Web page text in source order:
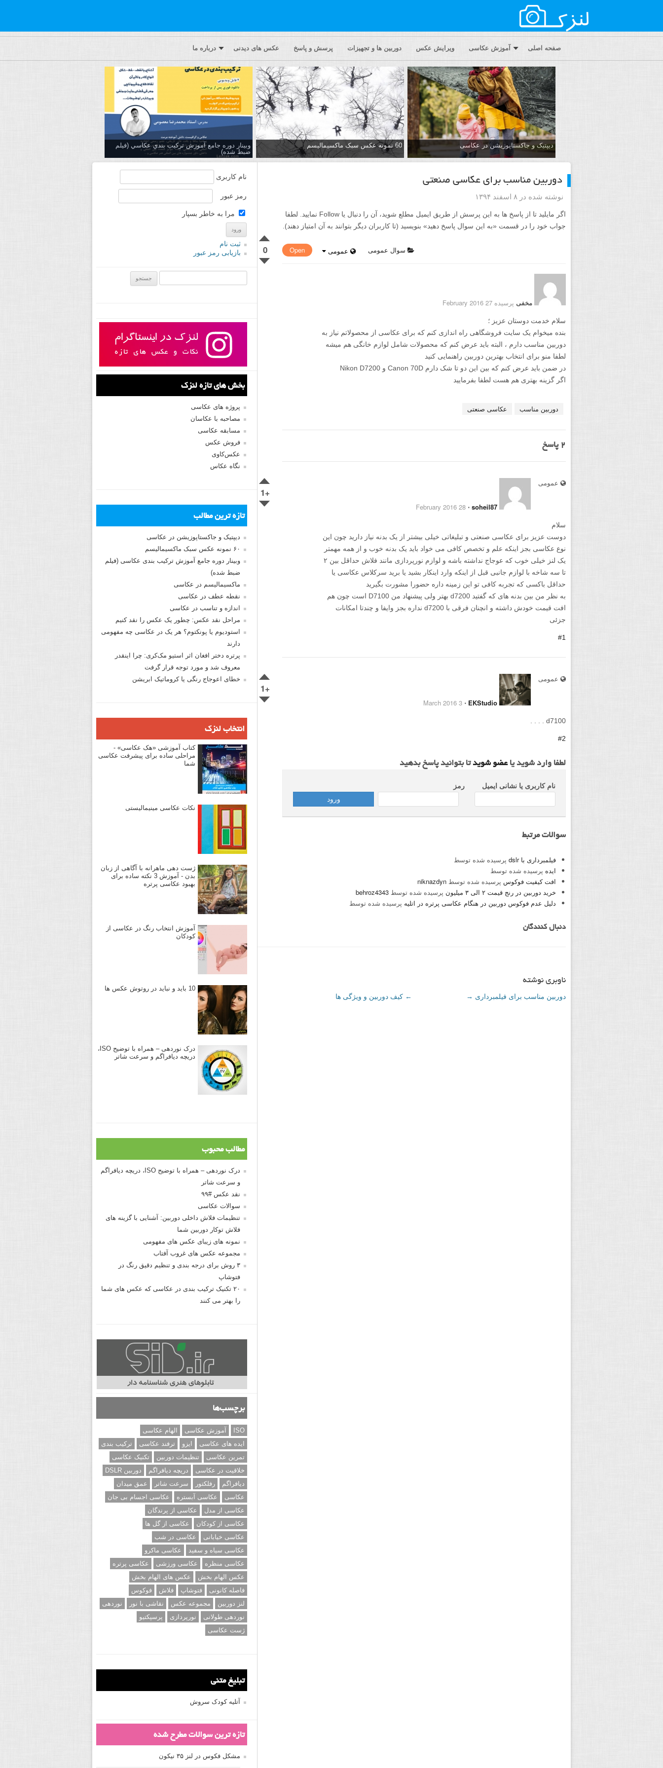
صفحه اصلی آموزش عکاسی ویرایش عکس دوربین ها و تجهیزات پرسش و پاسخ عکس های دیدنی درباره ما
دیپتیک و جاکستا‌پوزیشن در عکاسی 60 نمونه عکس سبک ماکسیمالیسم
وبینار دوره جامع آموزش تركيب بندي عكاسي (فیلم
ضبط شده)
دوربین مناسب برای عکاسی صنعتی
نوشته شده در ۸ اسفند ۱۳۹۴
اگر مایلید تا از پاسخ ها به این پرسش از طریق ایمیل مطلع شوید، آن را دنبال یا Follow نمایید. لطفا
جواب خود را در قسمت «به این سوال پاسخ دهید» بنویسید (تا کاربران دیگر بتوانند به آن امتیاز دهند).
0 Open عمومی سوال عمومی
مخفی پرسیده 27 February 2016
سلام خدمت دوستان عزیز ؛
بنده میخوام یک سایت فروشگاهی راه اندازی کنم که برای عکاسی از محصولاتم نیاز به
دوربین مناسب دارم ، البته باید عرض کنم که محصولات شامل لوازم خانگی هم میشه
لطفا منو برای انتخاب بهترین دوربین راهنمایی کنید
در ضمن باید عرض کنم که بین این دو تا شک دارم Canon 70D و Nikon D7200
اگر گزینه بهتری هم هست لطفا بفرمایید
دوربین مناسب عکاسی صنعتی
2 پاسخ
+1
عمومی
soheil87
⋅
28 February 2016
سلام
دوست عزیز برای عکاسی صنعتی و تبلیغاتی خیلی بیشتر از یک بدنه نیاز دارید چون این
نوع عکاسی بجز اینکه علم و تخصص کافی می خواد باید یک بدنه خوب و از همه مهمتر
یک لنز خیلی خوب که عوجاج نداشته باشه و لوازم نورپردازی مانند فلاش حداقل بین ۲
تا سه شاخه با لوازم جانبی قبل از اینکه وارد اینکار بشید یا برید سرکلاس عکاسی یا
حداقل باکسی که تجربه کافی تو این زمینه داره حضورا مشورت بگیرید
به نظر من بین بدنه های که گفتید d7200 بهتر ولی پیشنهاد من D7100 است چون هم
افت قیمت خودش داشته و انچنان فرقی با d7200 نداره بجز وایفا و چندتا امکانات
جزئی
#1
+1
عمومی
EKStudio
⋅
3 March 2016
d7100 . . . .
#2
لطفا وارد شوید یاعضو شویدتا بتوانید پاسخ بدهید
نام کاربری یا نشانی ایمیل رمز
سوالات مرتبط
فیلمبرداری با dslr
پرسیده شده توسط
ایده پرسیده شده توسط
افت کیفیت فوکوس پرسیده شده توسط niknazdyn
خرید دوربین در رنج قیمت ۲ الی ۳ میلیون
پرسیده شده توسط behroz4343
دلیل عدم فوکوس دوربین در هنگام عکاسی پرتره در اتلیه پرسیده شده توسط
دنبال کنندگان
ناوبری نوشته
← کیف دوربین و ویژگی ها دوربین مناسب برای فیلمبرداری →
نام کاربری
رمز عبور
مرا به خاطر بسپار
ثبت نام
بازیابی رمز عبور
بخش های تازه لنزک
پروژه های عکاسی
مصاحبه با عکاسان
مسابقه عکاسی
فروش عکس
عکس‌کاوی
نگاه عکاس
تازه ترین مطالب
دیپتیک و جاکستا‌پوزیشن در عکاسی
۶۰ نمونه عکس سبک ماکسیمالیسم
وبینار دوره جامع آموزش ترکیب بندی عکاسی (فیلم
ضبط شده)
ماکسیمالیسم در عکاسی
نقطه عطف در عکاسی
اندازه و تناسب در عکاسی
مراحل نقد عکس: چطور یک عکس را نقد کنیم
استودیوم یا پونکتوم؟ هر یک در عکاسی چه مفهومی
دارند
پرتره دختر افغان اثر استیو مک‌کری: چرا اینقدر
معروف شد و مورد توجه قرار گرفت
خطای اعوجاج رنگی یا کروماتیک ابریشن
انتخاب لنزک
کتاب آموزشی «هک عکاسی» -
مراحلی ساده برای پیشرفت عکاسی
شما
نکات عکاسی مینیمالیستی
ژست دهی ماهرانه با آگاهی از زبان
بدن - آموزش 3 نکته ساده برای
بهبود عکاسی پرتره
آموزش انتخاب رنگ در عکاسی از
کودکان
10 باید و نباید در روتوش عکس ها
درک نوردهی – همراه با توضیح ISO،
دریچه دیافراگم و سرعت شاتر
مطالب محبوب
درک نوردهی – همراه با توضیح ISO، دریچه دیافراگم
و سرعت شاتر
نقد عکس #۹۹
سوالات عکاسی
تنظیمات فلاش داخلی دوربین: آشنایی با گزینه های
فلاش توکار دوربین شما
نمونه های زیبای عکس های مفهومی
مجموعه عکس های غروب آفتاب
۳ روش برای درجه بندی و تنظیم دقیق رنگ در
فتوشاپ
۲۰ تکنیک ترکیب بندی در عکاسی که عکس های شما
را بهتر می کنند
برچسب‌ها
ISO آموزش عکاسی
الهام عکاسی
ایده های عکاسی
ایزو ترفند عکاسی
ترکیب بندی
تمرین عکاسی
تنظیمات دوربین
تکنیک عکاسی
خلاقیت در عکاسی
دریچه دیافراگم
دوربین DSLR
دیافراگم
رفلکتور سرعت شاتر
عمق میدان
عکاسی
عکاسی آبستره
عکاسی اجسام بی جان
عکاسی از مدل
عکاسی از پرندگان
عکاسی از کودکان
عکاسی از گل ها
عکاسی خیابانی
عکاسی در شب
عکاسی سیاه و سفید
عکاسی ماکرو
عکاسی منظره
عکاسی ورزشی
عکاسی پرتره
عکس الهام بخش
عکس های الهام بخش
فاصله کانونی
فتوشاپ فلاش
فوکوس
لنز دوربین
مجموعه عکس نقاشی با نور
نوردهی
نوردهی طولانی
نورپردازی
پرسپکتیو
ژست عکاسی
تبلیغ متنی
آتلیه کودک سروش
تازه ترین سوالات مطرح شده
مشکل فکوس در لنز ۳۵ نیکون